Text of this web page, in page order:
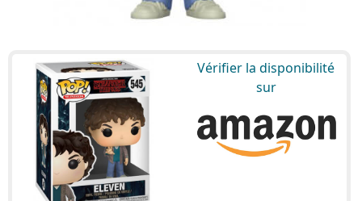
Vérifier la disponibilité
sur